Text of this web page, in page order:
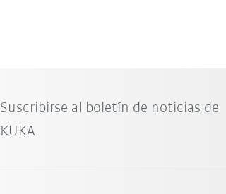
Suscribirse al boletín de noticias de
KUKA